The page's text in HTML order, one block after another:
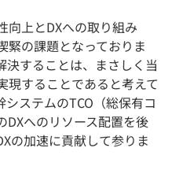
向上とDXへの取り組み
緊の課題となっておりま
決することは、まさしく当
現することであると考えて
ステムのTCO（総保有コ
DXへのリソース配置を後
の加速に貢献して参りま